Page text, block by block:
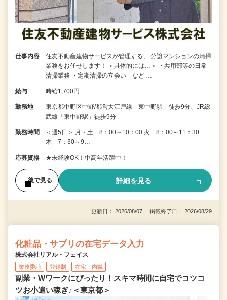
仕事内容
住友不動産建物サービスが管理する、 分譲マンションの清掃
業務をお任せします！ ＜具体的には…＞ ・共用部等の日常
清掃業務 ・定期清掃の立会い など …
給与 時給1,700円
勤務地
東京都中野区中野/都営大江戸線「東中野駅」徒歩9分、JR総
武線「東中野駅」徒歩9分
勤務時間
＜週5日＞ 月・土 8：00～10：00 火 8：00～11：30
木 7：30～9…
応募資格 ★未経験OK！中高年活躍中！
後で見る 詳細を見る
更新日： 2026/08/07 掲載終了日： 2026/08/29
化粧品・サプリの在宅データ入力
株式会社リアル・フェイス
業務委託 登録制 在宅・内職
副業・Wワークにぴったり！スキマ時間に自宅でコツコ
ツお小遣い稼ぎ♪＜東京都＞